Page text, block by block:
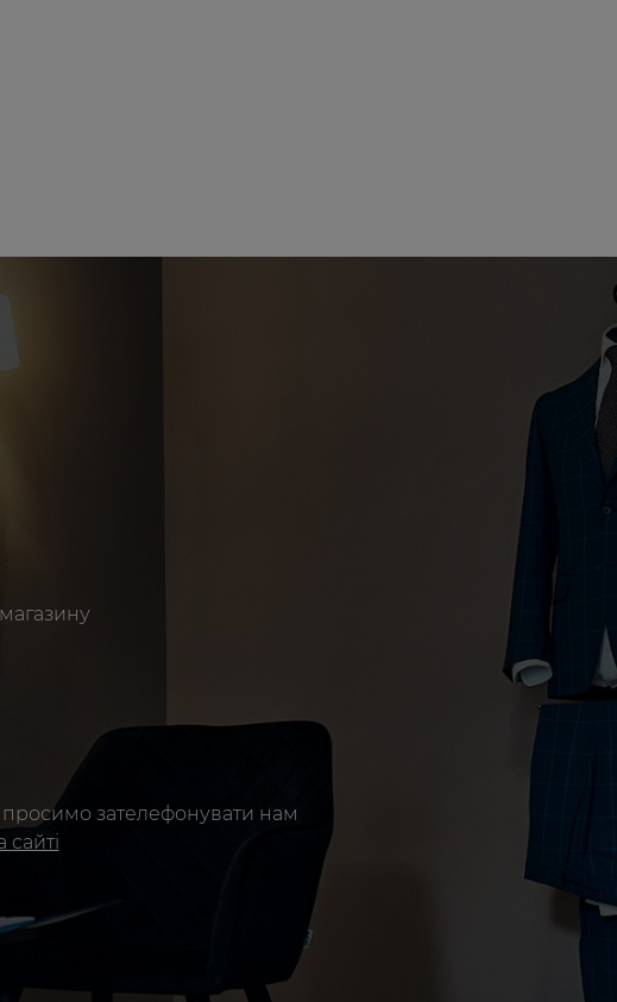
зателефонувати нам